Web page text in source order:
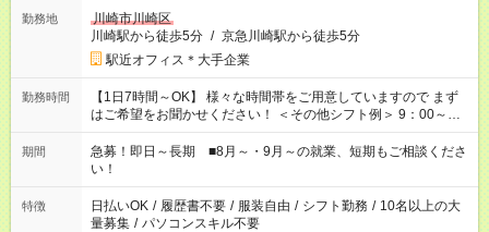
勤務地
川崎市川崎区
川崎駅から徒歩5分 / 京急川崎駅から徒歩5分
駅近オフィス＊大手企業
勤務時間
【1日7時間～OK】 様々な時間帯をご用意していますので まず
はご希望をお聞かせください！ ＜その他シフト例＞ 9：00～
17：00 11：00～20：00 などなど！その他のお時間もOKです！
期間
急募！即日～長期 ■8月～・9月～の就業、短期もご相談くださ
い！
特徴 日払いOK / 履歴書不要 / 服装自由 / シフト勤務 / 10名以上の大
量募集 / パソコンスキル不要